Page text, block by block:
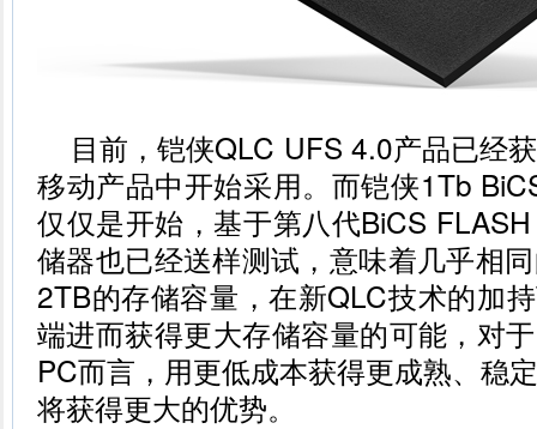
目前，铠侠QLC UFS 4.0产品已经
移动产品中开始采用。而铠侠1Tb
仅仅是开始，基于第八代BiCS
储器也已经送样测试，意味着几乎相
2TB的存储容量，在新QLC技术的加
端进而获得更大存储容量的可能，对
PC而言，用更低成本获得更成熟、稳
将获得更大的优势。